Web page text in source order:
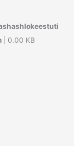
dashashlokeestuti
| 0.00 KB